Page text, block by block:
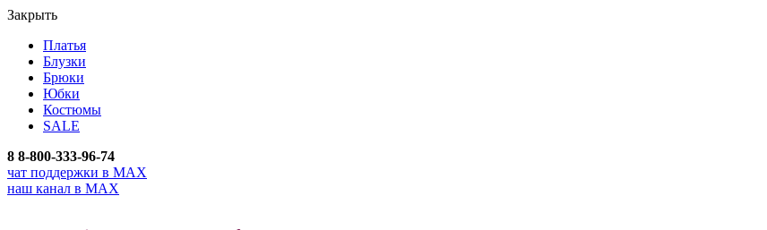
Закрыть
Платья
Блузки
Брюки
Юбки
Костюмы
SALE
8 8-800-333-96-74
чат поддержки в MAX
наш канал в MAX